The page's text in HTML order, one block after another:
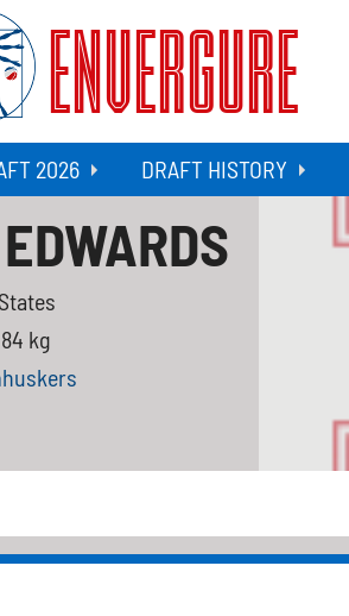
ENVERGURE
2026 DRAFT HISTORY
kg